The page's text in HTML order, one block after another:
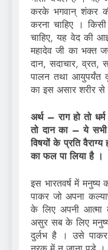
करके भगवान् शंकर
करना चाहिए ।
चाहिए, यह वेद की
महादेव जी का भक्त
दान, सदाचार, व्रत,
पालन तथा
का इस असार शरीर से
अर्थ – राग हो तो
तो दान का – ये
विषयों के प्रति
का फल पा लिया है ।
इस भारतवर्ष में मनुष्य
पाकर जो अपना
के लिए अपनी आत्मा
असुर सब के लिए
दुर्लभ है । उसे